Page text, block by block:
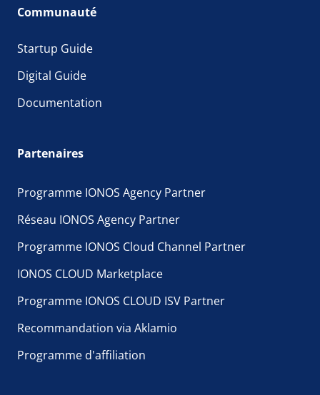
Communauté
Startup Guide
Digital Guide
Documentation
Partenaires
Programme IONOS Agency Partner
Réseau IONOS Agency Partner
Programme IONOS Cloud Channel Partner
IONOS CLOUD Marketplace
Programme IONOS CLOUD ISV Partner
Recommandation via Aklamio
Programme d'affiliation